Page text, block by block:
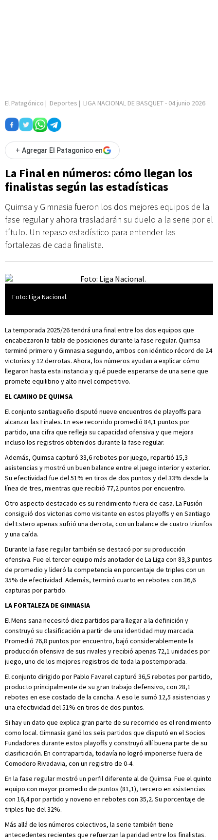
El Patagónico | Deportes | LIGA NACIONAL DE BASQUET- 04 junio 2026
+ Agregar El Patagonico en
La Final en números: cómo llegan los
finalistas según las estadísticas
Quimsa y Gimnasia fueron los dos mejores equipos de la
fase regular y ahora trasladarán su duelo a la serie por el
título. Un repaso estadístico para entender las
fortalezas de cada finalista.
Foto: Liga Nacional.
La temporada 2025/26 tendrá una final entre los dos equipos que
encabezaron la tabla de posiciones durante la fase regular. Quimsa
terminó primero y Gimnasia segundo, ambos con idéntico récord de 24
victorias y 12 derrotas. Ahora, los números ayudan a explicar cómo
llegaron hasta esta instancia y qué puede esperarse de una serie que
promete equilibrio y alto nivel competitivo.
EL CAMINO DE QUIMSA
El conjunto santiagueño disputó nueve encuentros de playoffs para
alcanzar las Finales. En ese recorrido promedió 84,1 puntos por
partido, una cifra que refleja su capacidad ofensiva y que mejora
incluso los registros obtenidos durante la fase regular.
Además, Quimsa capturó 33,6 rebotes por juego, repartió 15,3
asistencias y mostró un buen balance entre el juego interior y exterior.
Su efectividad fue del 51% en tiros de dos puntos y del 33% desde la
línea de tres, mientras que recibió 77,2 puntos por encuentro.
Otro aspecto destacado es su rendimiento fuera de casa. La Fusión
consiguió dos victorias como visitante en estos playoffs y en Santiago
del Estero apenas sufrió una derrota, con un balance de cuatro triunfos
y una caída.
Durante la fase regular también se destacó por su producción
ofensiva. Fue el tercer equipo más anotador de La Liga con 83,3 puntos
de promedio y lideró la competencia en porcentaje de triples con un
35% de efectividad. Además, terminó cuarto en rebotes con 36,6
capturas por partido.
LA FORTALEZA DE GIMNASIA
El Mens sana necesitó diez partidos para llegar a la definición y
construyó su clasificación a partir de una identidad muy marcada.
Promedió 76,8 puntos por encuentro, bajó considerablemente la
producción ofensiva de sus rivales y recibió apenas 72,1 unidades por
juego, uno de los mejores registros de toda la postemporada.
El conjunto dirigido por Pablo Favarel capturó 36,5 rebotes por partido,
producto principalmente de su gran trabajo defensivo, con 28,1
rebotes en ese costado de la cancha. A eso le sumó 12,5 asistencias y
una efectividad del 51% en tiros de dos puntos.
Si hay un dato que explica gran parte de su recorrido es el rendimiento
como local. Gimnasia ganó los seis partidos que disputó en el Socios
Fundadores durante estos playoffs y construyó allí buena parte de su
clasificación. En contrapartida, todavía no logró imponerse fuera de
Comodoro Rivadavia, con un registro de 0-4.
En la fase regular mostró un perfil diferente al de Quimsa. Fue el quinto
equipo con mayor promedio de puntos (81,1), tercero en asistencias
con 16,4 por partido y noveno en rebotes con 35,2. Su porcentaje de
triples fue del 32%.
Más allá de los números colectivos, la serie también tiene
antecedentes recientes que refuerzan la paridad entre los finalistas.